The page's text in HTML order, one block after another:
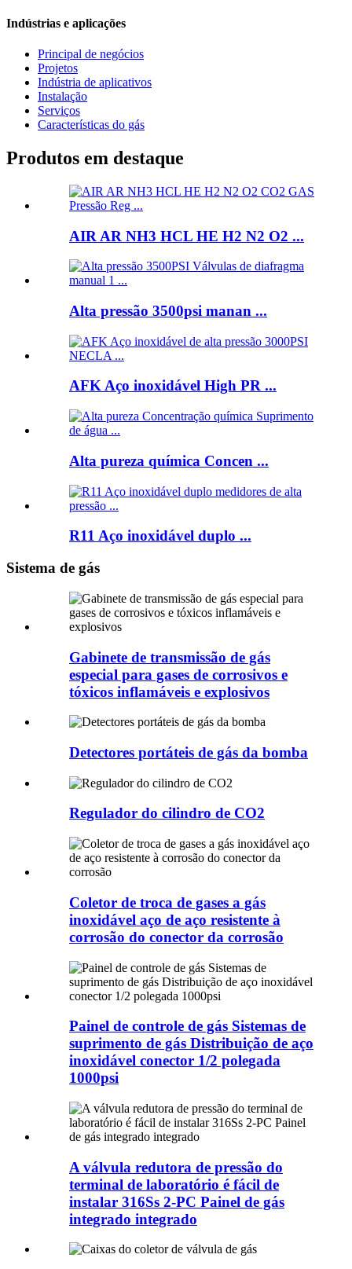
Indústrias e aplicações
Principal de negócios
Projetos
Indústria de aplicativos
Instalação
Serviços
Características do gás
Produtos em destaque
AIR AR NH3 HCL HE H2 N2 O2 ...
Alta pressão 3500psi manan ...
AFK Aço inoxidável High PR ...
Alta pureza química Concen ...
R11 Aço inoxidável duplo ...
Sistema de gás
Gabinete de transmissão de gás
especial para gases de corrosivos e
tóxicos inflamáveis ​​e explosivos
Detectores portáteis de gás da bomba
Regulador do cilindro de CO2
Coletor de troca de gases a gás
inoxidável aço de aço resistente à
corrosão do conector da corrosão
Painel de controle de gás Sistemas de
suprimento de gás Distribuição de aço
inoxidável conector 1/2 polegada
1000psi
A válvula redutora de pressão do
terminal de laboratório é fácil de
instalar 316Ss 2-PC Painel de gás
integrado integrado